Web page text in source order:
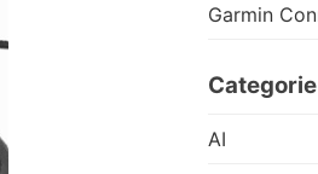
Garmin
Categorie
AI